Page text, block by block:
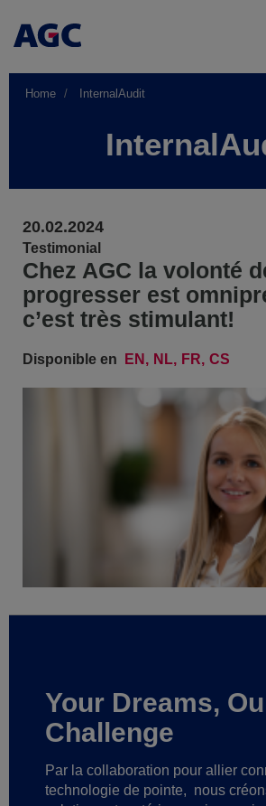
Home InternalAudit
20.02.2024
Testimonial
Chez AGC la volonté
progresser est
c’est très stimulant!
Disponible en EN NL FR CS
Your Dreams,
Challenge
Par la collaboration pour allier
technologie de pointe, nous